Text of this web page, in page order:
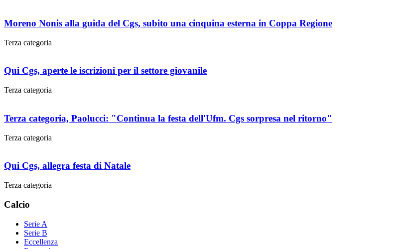
Moreno Nonis alla guida del Cgs, subito una cinquina esterna in Coppa Regione
Terza categoria
Qui Cgs, aperte le iscrizioni per il settore giovanile
Terza categoria
Terza categoria, Paolucci: "Continua la festa dell'Ufm. Cgs sorpresa nel ritorno"
Terza categoria
Qui Cgs, allegra festa di Natale
Terza categoria
Calcio
Serie A
Serie B
Eccellenza